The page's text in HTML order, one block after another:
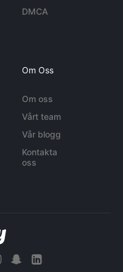
DMCA
Om Oss
Om oss
Vårt team
Vår blogg
Kontakta
oss